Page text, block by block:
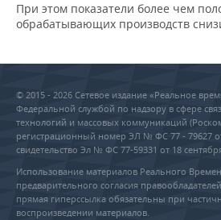
При этом показатели более чем
обрабатывающих производств
© 2015 - 2026 Сетевое издание «Реальное
Федеральной службой по надзору в сфере
технологий и массовых коммуникаций
регистрационный номер ЭЛ № ФС 77 - 79627
свидетельство Эл № ФС 77-59331 от 18
Использование материалов Реального
предварительного согласия
прямая гиперссылка обязательны при
воспроизведении материалов.